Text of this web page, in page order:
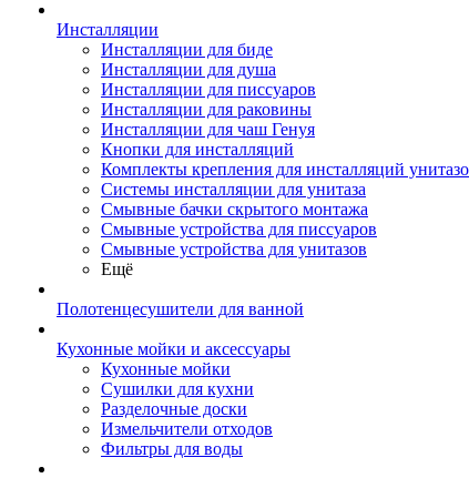
Инсталляции
Инсталляции для биде
Инсталляции для душа
Инсталляции для писсуаров
Инсталляции для раковины
Инсталляции для чаш Генуя
Кнопки для инсталляций
Комплекты крепления для инсталляций
Системы инсталляции для унитаза
Смывные бачки скрытого монтажа
Смывные устройства для писсуаров
Смывные устройства для унитазов
Ещё
Полотенцесушители для ванной
Кухонные мойки и аксессуары
Кухонные мойки
Сушилки для кухни
Разделочные доски
Измельчители отходов
Фильтры для воды